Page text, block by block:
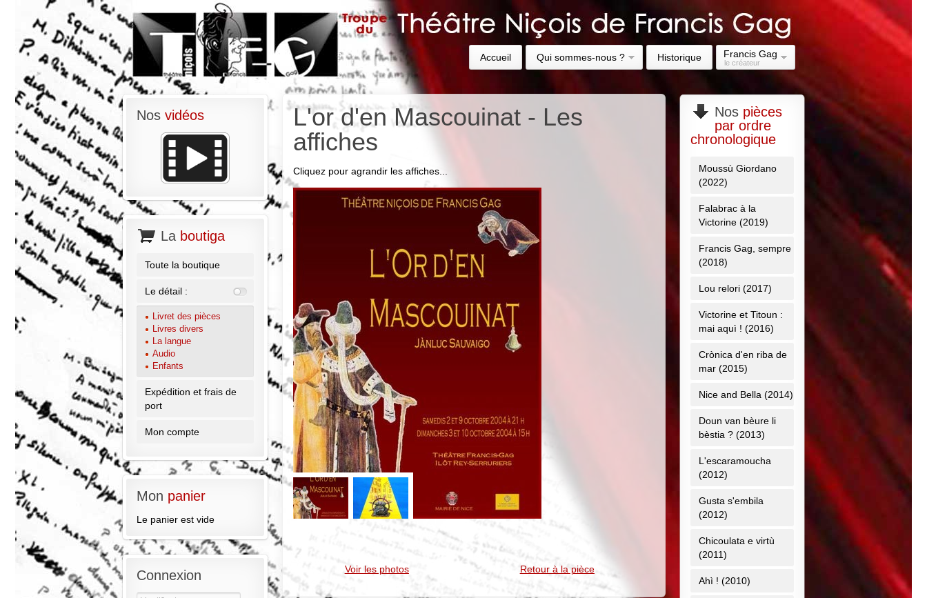
Accueil Qui sommes-nous ? Historique Francis Gag
le créateur
L'or d'en Mascouinat - Les
affiches
Cliquez pour agrandir les affiches...
Voir les photos Retour à la pièce
Nos vidéos
La boutiga
Toute la boutique
Le détail :
Livret des pièces
Livres divers
La langue
Audio
Enfants
Expédition et frais de
port
Mon compte
Mon panier
Le panier est vide
Connexion
Nospièces
par ordre
chronologique
Moussù Giordano
(2022)
Falabrac à la
Victorine (2019)
Francis Gag, sempre
(2018)
Lou relori (2017)
Victorine et Titoun :
mai aquì ! (2016)
Crònica d'en riba de
mar (2015)
Nice and Bella (2014)
Doun van bèure li
bèstia ? (2013)
L'escaramoucha
(2012)
Gusta s'embila
(2012)
Chicoulata e virtù
(2011)
Ahì ! (2010)